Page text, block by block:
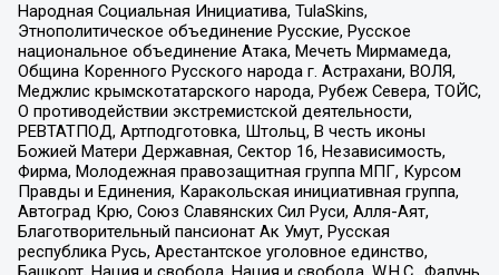
Народная Социальная Инициатива, TulaSkins,
Этнополитическое объединение Русские, Русское
национальное объединение Атака, Мечеть Мирмамеда,
Община Коренного Русского народа г. Астрахани, ВОЛЯ,
Меджлис крымскотатарского народа, Рубеж Севера, ТОЙС,
О противодействии экстремистской деятельности,
РЕВТАТПОД, Артподготовка, Штольц, В честь иконы
Божией Матери Державная, Сектор 16, Независимость,
Фирма, Молодежная правозащитная группа МПГ, Курсом
Правды и Единения, Каракольская инициативная группа,
Автоград Крю, Союз Славянских Сил Руси, Алля-Аят,
Благотворительный пансионат Ак Умут, Русская
республика Русь, Арестантское уголовное единство,